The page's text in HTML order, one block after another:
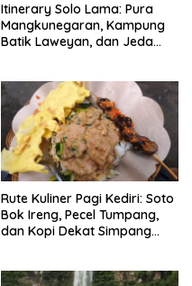
Itinerary Solo Lama: Pura
Mangkunegaran, Kampung
Batik Laweyan, dan Jeda
Rute Kuliner Pagi Kediri: Soto
Bok Ireng, Pecel Tumpang,
dan Kopi Dekat Simpang